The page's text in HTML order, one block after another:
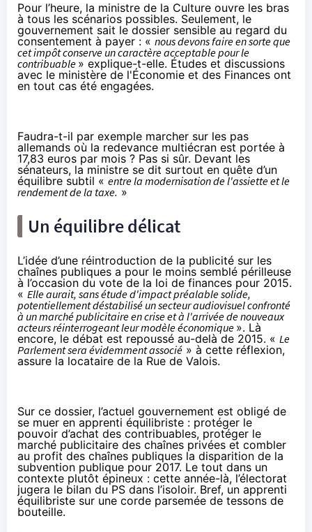
Pour l’heure, la ministre de la Culture ouvre les bras
à tous les scénarios possibles. Seulement, le
gouvernement sait le dossier sensible au regard du
consentement à payer : « nous devons faire en sorte que
cet impôt conserve un caractère acceptable pour le
contribuable » explique-t-elle. Études et discussions
avec le ministère de l'Économie et des Finances ont
en tout cas été engagées.
Faudra-t-il par exemple marcher sur les pas
allemands où la redevance multiécran est portée à
17,83 euros par mois ? Pas si sûr. Devant les
sénateurs, la ministre se dit surtout en quête d’un
équilibre subtil « entre la modernisation de l'assiette et le
rendement de la taxe. »
Un équilibre délicat
L’idée d’une réintroduction de la publicité sur les
chaînes publiques a pour le moins semblé périlleuse
à l’occasion du vote de la loi de finances pour 2015.
« Elle aurait, sans étude d'impact préalable solide,
potentiellement déstabilisé un secteur audiovisuel confronté
à un marché publicitaire en crise et à l'arrivée de nouveaux
acteurs réinterrogeant leur modèle économique ». Là
encore, le débat est repoussé au-delà de 2015. « Le
Parlement sera évidemment associé » à cette réflexion,
assure la locataire de la Rue de Valois.
Sur ce dossier, l’actuel gouvernement est obligé de
se muer en apprenti équilibriste : protéger le
pouvoir d’achat des contribuables, protéger le
marché publicitaire des chaînes privées et combler
au profit des chaînes publiques la disparition de la
subvention publique pour 2017. Le tout dans un
contexte plutôt épineux : cette année-là, l’électorat
jugera le bilan du PS dans l’isoloir. Bref, un apprenti
équilibriste sur une corde parsemée de tessons de
bouteille.